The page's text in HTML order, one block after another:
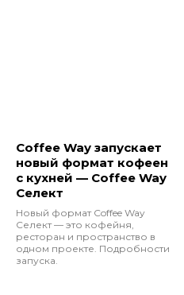
Coffee Way запускает
новый формат кофеен
с кухней — Coffee Way
Селект
Новый формат Coffee Way
Селект — это кофейня,
ресторан и пространство в
одном проекте. Подробности
запуска.